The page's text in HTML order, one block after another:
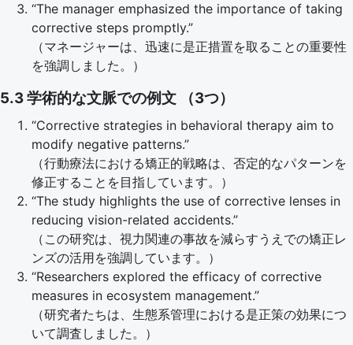
“The manager emphasized the importance of taking
corrective steps promptly.”
（マネージャーは、迅速に是正措置を取ることの重要性
を強調しました。）
5.3 学術的な文脈での例文 （3つ）
“Corrective strategies in behavioral therapy aim to
modify negative patterns.”
（行動療法における矯正的戦略は、否定的なパターンを
修正することを目指しています。）
“The study highlights the use of corrective lenses in
reducing vision-related accidents.”
（この研究は、視力関連の事故を減らすうえでの矯正レ
ンズの活用を強調しています。）
“Researchers explored the efficacy of corrective
measures in ecosystem management.”
（研究者たちは、生態系管理における是正策の効果につ
いて調査しました。）